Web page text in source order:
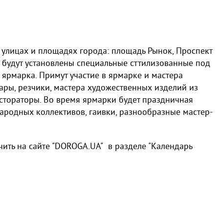
и площадях города: площадь Рынок, Проспект
установлены специальные сттилизованные под
Примут участие в ярмарке и мастера
резчики, мастера художественных изделий из
Во время ярмарки будет праздничная
коллективов, гаивки, разнообразные мастер-
на сайте "DOROGA.UA" в разделе "Календарь